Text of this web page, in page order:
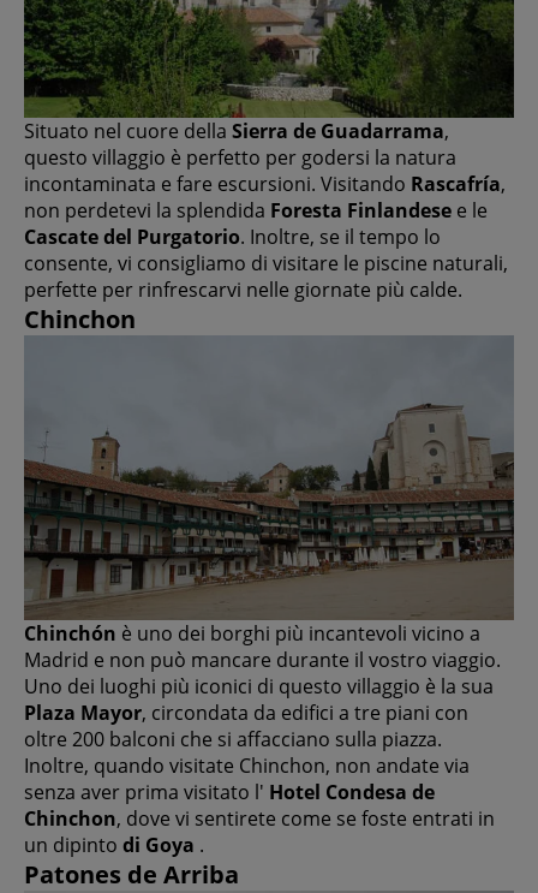
Situato nel cuore della Sierra de Guadarrama,
questo villaggio è perfetto per godersi la natura
incontaminata e fare escursioni. Visitando Rascafría,
non perdetevi la splendida Foresta Finlandese e le
Cascate del Purgatorio. Inoltre, se il tempo lo
consente, vi consigliamo di visitare le piscine naturali,
perfette per rinfrescarvi nelle giornate più calde.
Chinchon
Chinchón è uno dei borghi più incantevoli vicino a
Madrid e non può mancare durante il vostro viaggio.
Uno dei luoghi più iconici di questo villaggio è la sua
Plaza Mayor, circondata da edifici a tre piani con
oltre 200 balconi che si affacciano sulla piazza.
Inoltre, quando visitate Chinchon, non andate via
senza aver prima visitato l' Hotel Condesa de
Chinchon, dove vi sentirete come se foste entrati in
un dipinto di Goya .
Patones de Arriba